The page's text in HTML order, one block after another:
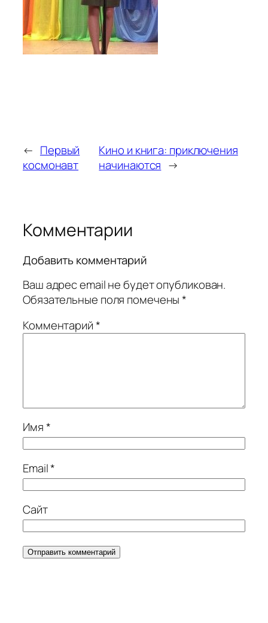
← Первый
космонавт
Кино и книга: приключения
начинаются →
Комментарии
Добавить комментарий
Ваш адрес email не будет опубликован.
Обязательные поля помечены*
Комментарий*
Имя*
Email*
Сайт